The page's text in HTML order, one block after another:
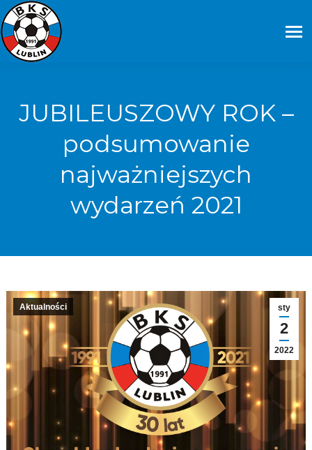
JUBILEUSZOWY ROK –
podsumowanie
najważniejszych
wydarzeń 2021
sty
2
2022
Aktualności